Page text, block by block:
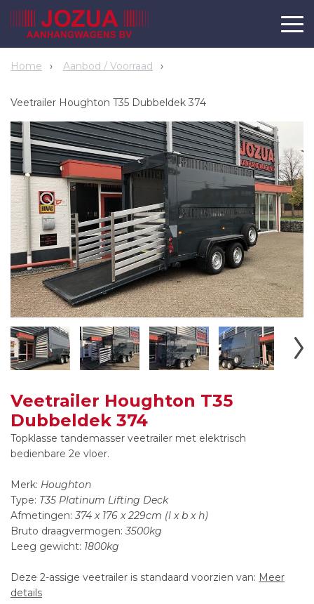
Home Aanbod / Voorraad
Veetrailer Houghton T35 Dubbeldek 374
Veetrailer Houghton T35
Dubbeldek 374
Topklasse tandemasser veetrailer met elektrisch
bedienbare 2e vloer.
Merk: Houghton
Type: T35 Platinum Lifting Deck
Afmetingen: 374 x 176 x 229cm (l x b x h)
Bruto draagvermogen: 3500kg
Leeg gewicht: 1800kg
Deze 2-assige veetrailer is standaard voorzien van: Meer
details